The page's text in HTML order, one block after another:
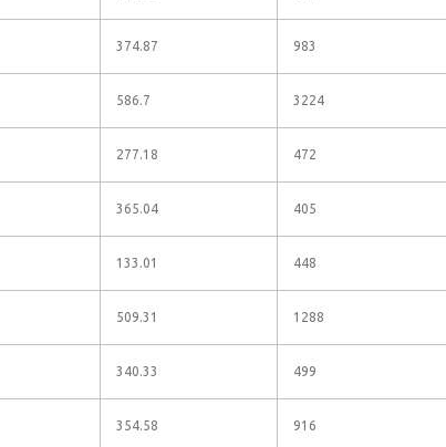
374.87 983
586.7 3224
277.18 472
365.04 405
133.01 448
509.31 1288
340.33 499
354.58 916